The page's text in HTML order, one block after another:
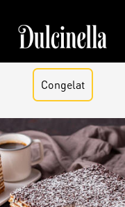
Produse la comandă:
062 10 02 11|060 02 58 58
На Заказ
На Заказ
Магазин ONLINE
Congelat